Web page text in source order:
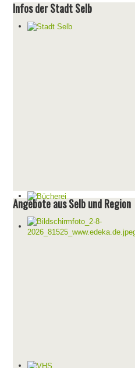
Infos der Stadt Selb
Angebote aus Selb und Region